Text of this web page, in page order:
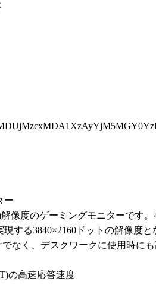
ー
像度のゲーミングモニターです。
する3840×2160ドットの解像度と
なく、デスクワークに使用時に
の高速応答速度